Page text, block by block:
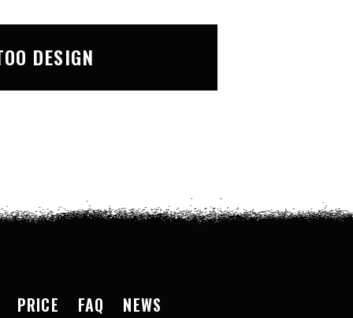
DESIGN
PRICE FAQ NEWS